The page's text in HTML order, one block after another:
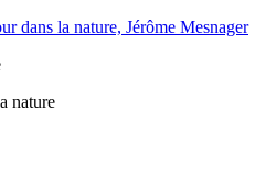
nature